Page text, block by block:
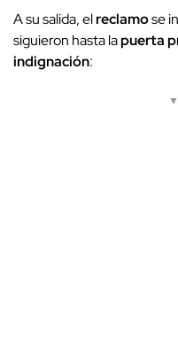
A su salida, elreclamose
siguieron hasta lapuerta
indignación: